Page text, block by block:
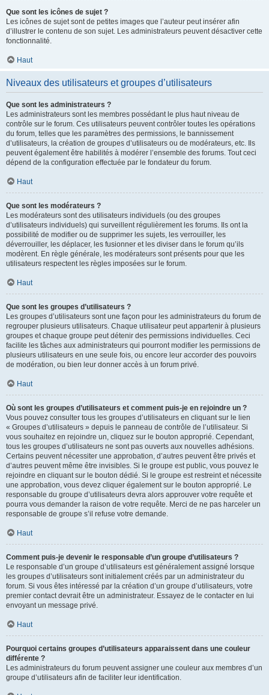
Que sont les icônes de sujet ?
Les icônes de sujet sont de petites images que l’auteur peut insérer afin
d’illustrer le contenu de son sujet. Les administrateurs peuvent désactiver cette
fonctionnalité.
Haut
Niveaux des utilisateurs et groupes d’utilisateurs
Que sont les administrateurs ?
Les administrateurs sont les membres possédant le plus haut niveau de
contrôle sur le forum. Ces utilisateurs peuvent contrôler toutes les opérations
du forum, telles que les paramètres des permissions, le bannissement
d’utilisateurs, la création de groupes d’utilisateurs ou de modérateurs, etc. Ils
peuvent également être habilités à modérer l’ensemble des forums. Tout ceci
dépend de la configuration effectuée par le fondateur du forum.
Haut
Que sont les modérateurs ?
Les modérateurs sont des utilisateurs individuels (ou des groupes
d’utilisateurs individuels) qui surveillent régulièrement les forums. Ils ont la
possibilité de modifier ou de supprimer les sujets, les verrouiller, les
déverrouiller, les déplacer, les fusionner et les diviser dans le forum qu’ils
modèrent. En règle générale, les modérateurs sont présents pour que les
utilisateurs respectent les règles imposées sur le forum.
Haut
Que sont les groupes d’utilisateurs ?
Les groupes d’utilisateurs sont une façon pour les administrateurs du forum de
regrouper plusieurs utilisateurs. Chaque utilisateur peut appartenir à plusieurs
groupes et chaque groupe peut détenir des permissions individuelles. Ceci
facilite les tâches aux administrateurs qui pourront modifier les permissions de
plusieurs utilisateurs en une seule fois, ou encore leur accorder des pouvoirs
de modération, ou bien leur donner accès à un forum privé.
Haut
Où sont les groupes d’utilisateurs et comment puis-je en rejoindre un ?
Vous pouvez consulter tous les groupes d’utilisateurs en cliquant sur le lien
« Groupes d’utilisateurs » depuis le panneau de contrôle de l’utilisateur. Si
vous souhaitez en rejoindre un, cliquez sur le bouton approprié. Cependant,
tous les groupes d’utilisateurs ne sont pas ouverts aux nouvelles adhésions.
Certains peuvent nécessiter une approbation, d’autres peuvent être privés et
d’autres peuvent même être invisibles. Si le groupe est public, vous pouvez le
rejoindre en cliquant sur le bouton dédié. Si le groupe est restreint et nécessite
une approbation, vous devez cliquer également sur le bouton approprié. Le
responsable du groupe d’utilisateurs devra alors approuver votre requête et
pourra vous demander la raison de votre requête. Merci de ne pas harceler un
responsable de groupe s’il refuse votre demande.
Haut
Comment puis-je devenir le responsable d’un groupe d’utilisateurs ?
Le responsable d’un groupe d’utilisateurs est généralement assigné lorsque
les groupes d’utilisateurs sont initialement créés par un administrateur du
forum. Si vous êtes intéressé par la création d’un groupe d’utilisateurs, votre
premier contact devrait être un administrateur. Essayez de le contacter en lui
envoyant un message privé.
Haut
Pourquoi certains groupes d’utilisateurs apparaissent dans une couleur
différente ?
Les administrateurs du forum peuvent assigner une couleur aux membres d’un
groupe d’utilisateurs afin de faciliter leur identification.